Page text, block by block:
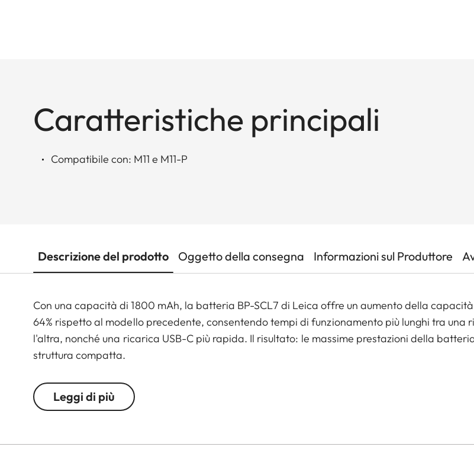
Caratteristiche principali
Compatibile con: M11 e M11-P
Descrizione del prodotto Oggetto della consegna Informazioni sul Produttore
Con una capacità di 1800 mAh, la batteria BP-SCL7 di Leica offre un aumento della
64% rispetto al modello precedente, consentendo tempi di funzionamento più lunghi tra una
l'altra, nonché una ricarica USB-C più rapida. Il risultato: le massime prestazioni della
struttura compatta.
Leggi di più